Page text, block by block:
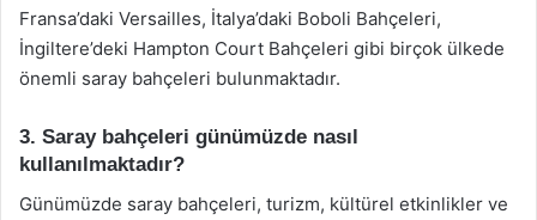
Fransa’daki Versailles, İtalya’daki Boboli Bahçeleri,
İngiltere’deki Hampton Court Bahçeleri gibi birçok ülkede
önemli saray bahçeleri bulunmaktadır.
3. Saray bahçeleri günümüzde nasıl
kullanılmaktadır?
Günümüzde saray bahçeleri, turizm, kültürel etkinlikler ve